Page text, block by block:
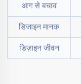
आग से बचाव
डिजाइन मानक
डिज़ाइन जीवन